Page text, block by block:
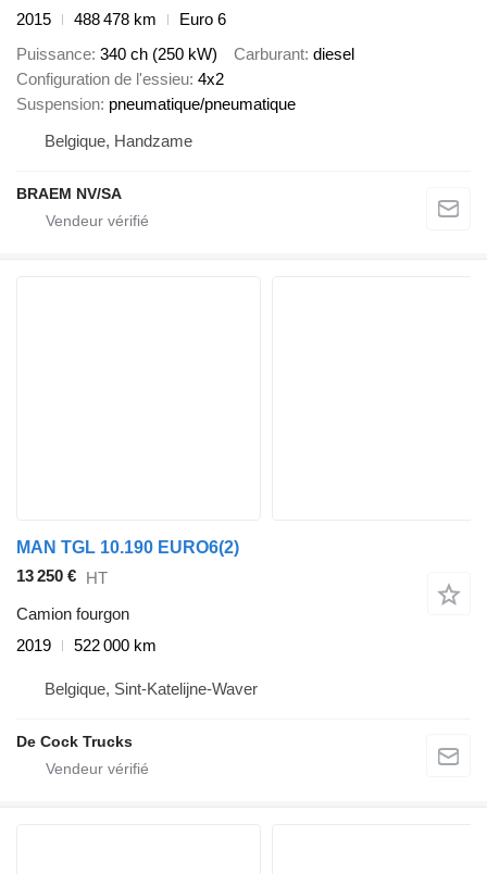
2015
488 478 km
Euro 6
Puissance 340 ch (250 kW) Carburant diesel
Configuration de l'essieu 4x2
Suspension pneumatique/pneumatique
Belgique, Handzame
BRAEM NV/SA
MAN TGL 10.190 EURO6(2)
13 250 € HT
Camion fourgon
2019
522 000 km
Belgique, Sint-Katelijne-Waver
De Cock Trucks